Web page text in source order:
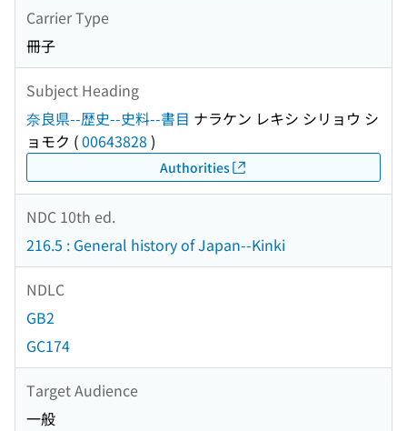
Carrier Type
冊子
Subject Heading
奈良県--歴史--史料--書目 ナラケン レキシ シリョウ シ
ョモク (00643828 )
Authorities
NDC 10th ed.
216.5 : General history of Japan--Kinki
NDLC
GB2
GC174
Target Audience
一般